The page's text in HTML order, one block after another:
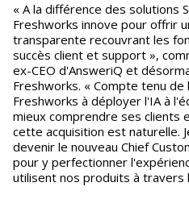
« A la différence des solutions
Freshworks innove pour offrir
transparente recouvrant les
succès client et support »,
ex-CEO d'AnsweriQ et
Freshworks. « Compte tenu
Freshworks à déployer l'IA à
mieux comprendre ses clients
cette acquisition est naturelle.
devenir le nouveau Chief
pour y perfectionner
utilisent nos produits à travers